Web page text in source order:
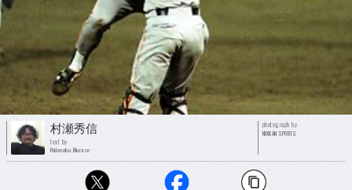
村瀬秀信
text by
Hidenobu Murase
photograph by
NIKKAN SPORTS